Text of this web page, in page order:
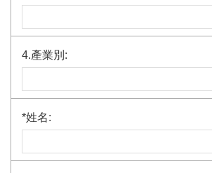
4.產業別:
*姓名: